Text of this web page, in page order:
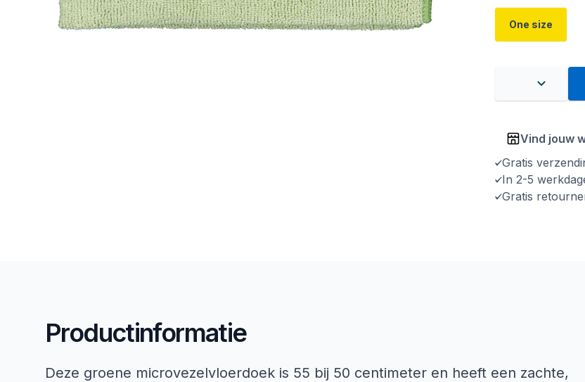
One size
Vind jouw
Gratis
In 2-5
Gratis
Productinformatie
Deze groene microvezelvloerdoek is 55 bij 50 centimeter en heeft een zachte,